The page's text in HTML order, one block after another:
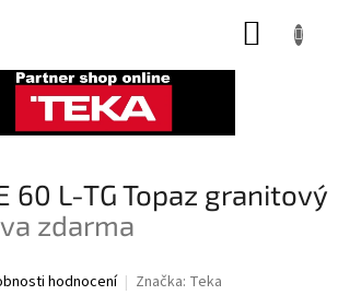
60 L-TG Topaz granitový
zdarma
hodnocení Značka: Teka